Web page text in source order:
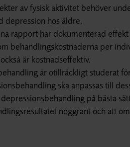
av fysisk aktivitet behöver
depression hos äldre.
rapport har dokumenterad
behandlingskostnaderna per
är kostnadseffektiv.
är otillräckligt studerat
ska anpassas till
på bästa
noggrant och att